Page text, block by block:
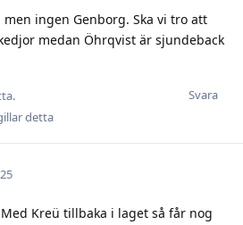
ingen Genborg. Ska vi tro att
medan Öhrqvist är sjundeback
Svara
detta
Kreü tillbaka i laget så får nog